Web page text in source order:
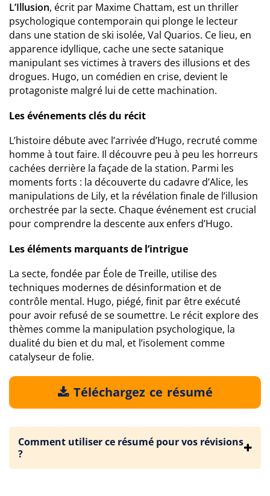
L’Illusion, écrit par Maxime Chattam, est un thriller
psychologique contemporain qui plonge le lecteur
dans une station de ski isolée, Val Quarios. Ce lieu, en
apparence idyllique, cache une secte satanique
manipulant ses victimes à travers des illusions et des
drogues. Hugo, un comédien en crise, devient le
protagoniste malgré lui de cette machination.
Les événements clés du récit
L’histoire débute avec l’arrivée d’Hugo, recruté comme
homme à tout faire. Il découvre peu à peu les horreurs
cachées derrière la façade de la station. Parmi les
moments forts : la découverte du cadavre d’Alice, les
manipulations de Lily, et la révélation finale de l’illusion
orchestrée par la secte. Chaque événement est crucial
pour comprendre la descente aux enfers d’Hugo.
Les éléments marquants de l’intrigue
La secte, fondée par Éole de Treille, utilise des
techniques modernes de désinformation et de
contrôle mental. Hugo, piégé, finit par être exécuté
pour avoir refusé de se soumettre. Le récit explore des
thèmes comme la manipulation psychologique, la
dualité du bien et du mal, et l’isolement comme
catalyseur de folie.
Téléchargez ce résumé
Comment utiliser ce résumé pour vos révisions
?